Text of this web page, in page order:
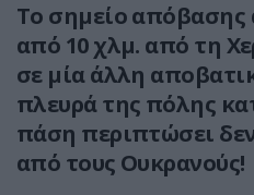
Το σημείο απόβασης
από 10 χλμ. από τη
σε μία άλλη
πλευρά της πόλης
πάση περιπτώσει
από τους Ουκρανούς!